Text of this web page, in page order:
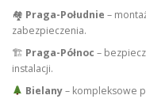
🏘 Praga-Południe –
zabezpieczenia.
🏗 Praga-Północ –
instalacji.
Bielany– kompleksowe